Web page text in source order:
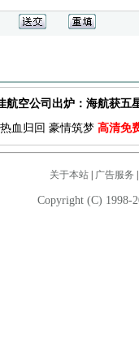
航空公司出炉：海航获五
血归回 豪情筑梦 高清免
关于本站| 广告服务
Copyright (C) 1998-